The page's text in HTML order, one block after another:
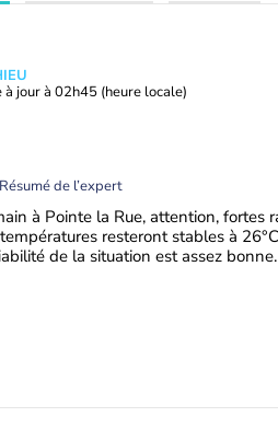
à jour à 02h45 (heure locale)
Résumé de l’expert
à Pointe la Rue, attention, fortes
resteront stables à
de la situation est assez bonne.